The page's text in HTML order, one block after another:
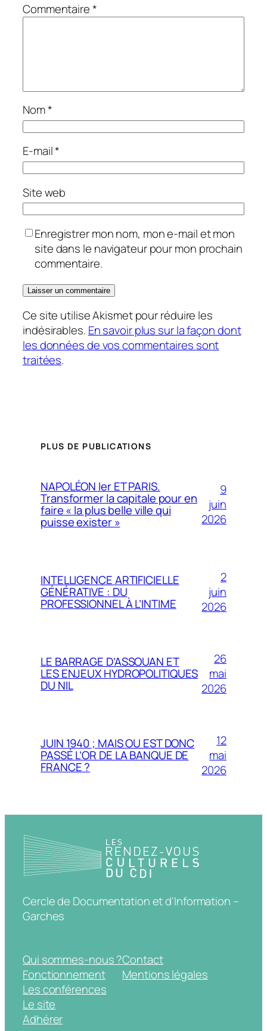
Commentaire*
Nom*
E-mail*
Site web
Enregistrer mon nom, mon e-mail et mon
site dans le navigateur pour mon prochain
commentaire.
Ce site utilise Akismet pour réduire les
indésirables. En savoir plus sur la façon dont
les données de vos commentaires sont
traitées.
PLUS DE PUBLICATIONS
NAPOLÉON Ier ET PARIS.
Transformer la capitale pour en
faire « la plus belle ville qui
puisse exister »
9
juin
2026
INTELLIGENCE ARTIFICIELLE
GÉNÉRATIVE : DU
PROFESSIONNEL À L’INTIME
2
juin
2026
LE BARRAGE D’ASSOUAN ET
LES ENJEUX HYDROPOLITIQUES
DU NIL
26
mai
2026
JUIN 1940 ; MAIS OU EST DONC
PASSÉ L’OR DE LA BANQUE DE
FRANCE ?
12
mai
2026
Cercle de Documentation et d'Information –
Garches
Qui sommes-nous ?
Fonctionnement
Les conférences
Le site
Adhérer
Contact
Mentions légales